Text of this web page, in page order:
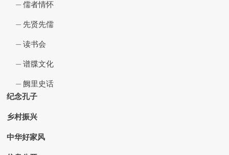
儒者情怀
先贤先儒
读书会
谱牒文化
阙里史话
纪念孔子
乡村振兴
中华好家风